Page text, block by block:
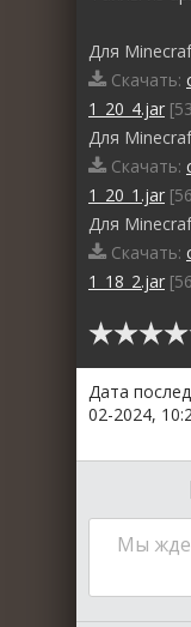
Для
Скачать:
1_20_4.jar
Для
Скачать:
1_20_1.jar
Для
Скачать:
1_18_2.jar
Дата
02-2024,
Мы